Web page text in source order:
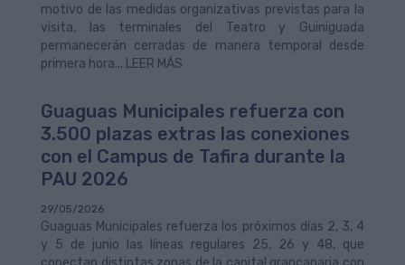
motivo de las medidas organizativas previstas para la
visita, las terminales del Teatro y Guiniguada
permanecerán cerradas de manera temporal desde
primera hora... LEER MÁS
Guaguas Municipales refuerza con
3.500 plazas extras las conexiones
con el Campus de Tafira durante la
PAU 2026
29/05/2026
Guaguas Municipales refuerza los próximos días 2, 3, 4
y 5 de junio las líneas regulares 25, 26 y 48, que